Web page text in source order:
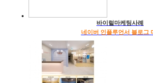
바이럴마케팅사례
네이버 인플루언서 블로그